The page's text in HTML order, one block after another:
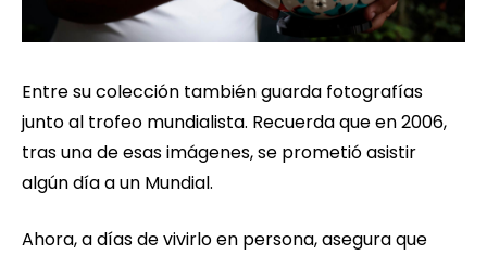
Entre su colección también guarda fotografías
junto al trofeo mundialista. Recuerda que en 2006,
tras una de esas imágenes, se prometió asistir
algún día a un Mundial.
Ahora, a días de vivirlo en persona, asegura que